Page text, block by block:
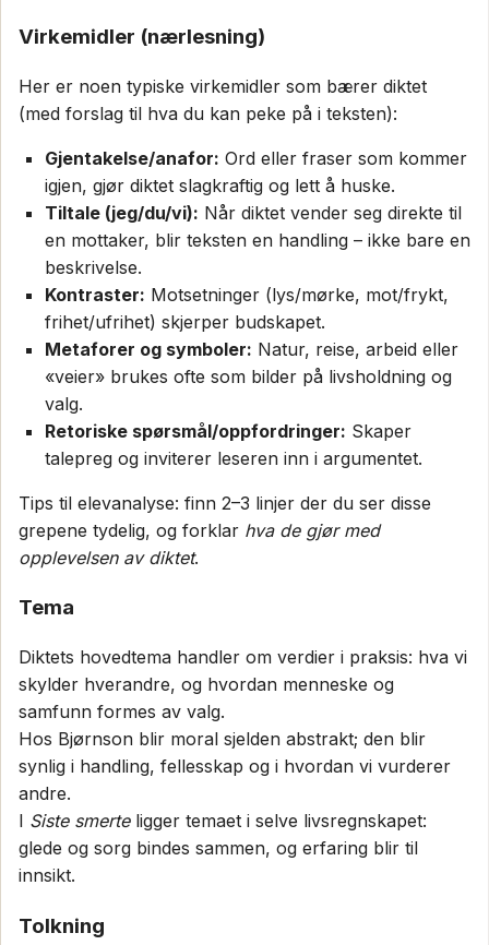
Virkemidler (nærlesning)
Her er noen typiske virkemidler som bærer diktet
(med forslag til hva du kan peke på i teksten):
Gjentakelse/anafor: Ord eller fraser som kommer
igjen, gjør diktet slagkraftig og lett å huske.
Tiltale (jeg/du/vi): Når diktet vender seg direkte til
en mottaker, blir teksten en handling – ikke bare en
beskrivelse.
Kontraster: Motsetninger (lys/mørke, mot/frykt,
frihet/ufrihet) skjerper budskapet.
Metaforer og symboler: Natur, reise, arbeid eller
«veier» brukes ofte som bilder på livsholdning og
valg.
Retoriske spørsmål/oppfordringer: Skaper
talepreg og inviterer leseren inn i argumentet.
Tips til elevanalyse: finn 2–3 linjer der du ser disse
grepene tydelig, og forklar hva de gjør med
opplevelsen av diktet.
Tema
Diktets hovedtema handler om verdier i praksis: hva vi
skylder hverandre, og hvordan menneske og
samfunn formes av valg.
Hos Bjørnson blir moral sjelden abstrakt; den blir
synlig i handling, fellesskap og i hvordan vi vurderer
andre.
I Siste smerteligger temaet i selve livsregnskapet:
glede og sorg bindes sammen, og erfaring blir til
innsikt.
Tolkning